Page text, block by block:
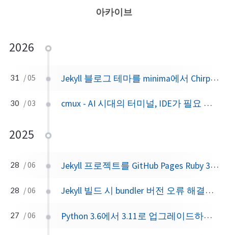
아카이브
2026
31 / 05 Jekyll 블로그 테마를 minima에서 Chirpy로 교체했습니다
30 / 03 cmux - AI 시대의 터미널, IDE가 필요 없어지는 날이 올까?
2025
28 / 06 Jekyll 프로젝트를 GitHub Pages Ruby 3.3.4로 업그레이드하기
28 / 06 Jekyll 빌드 시 bundler 버전 오류 해결하기
27 / 06 Python 3.6에서 3.11로 업그레이드하며 MongoDB에서 PostgreSQL(Supabase)로 마이그레이션하기